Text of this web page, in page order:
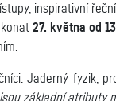
inspirativní
konat27. května od
Jaderný fyzik,
základní atributy